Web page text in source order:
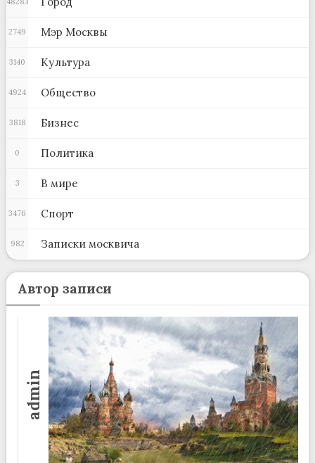
Мэр Москвы
2749
Культура
3140
Общество
4924
Бизнес
3818
Политика
0
В мире
3
Спорт
3476
Записки москвича
982
Автор записи
admin